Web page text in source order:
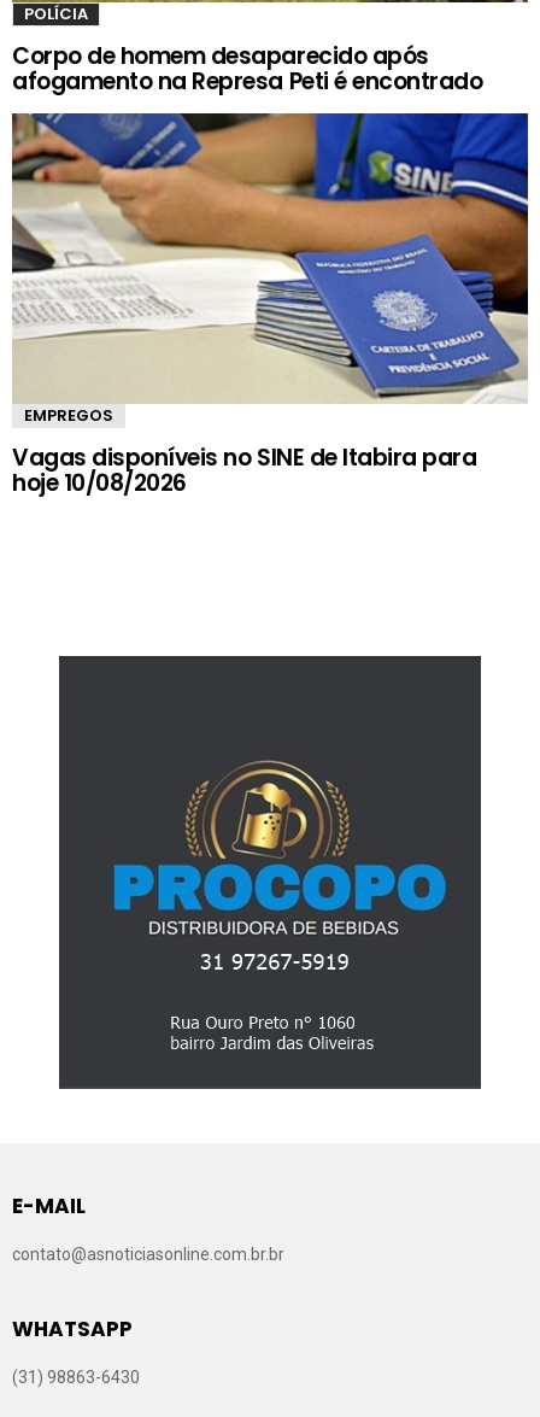
POLÍCIA
Corpo de homem desaparecido após
afogamento na Represa Peti é encontrado
EMPREGOS
Vagas disponíveis no SINE de Itabira para
hoje 10/08/2026
E-MAIL
contato@asnoticiasonline.com.br.br
WHATSAPP
(31) 98863-6430